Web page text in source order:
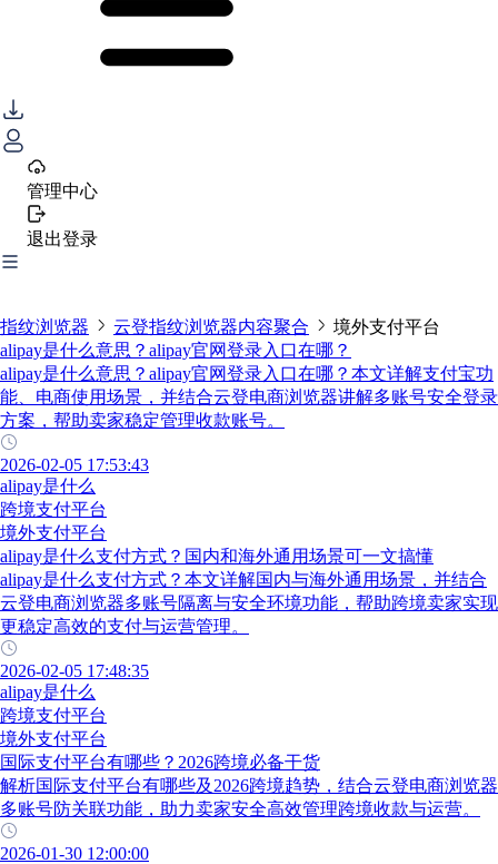
管理中心
退出登录
指纹浏览器 云登指纹浏览器内容聚合
境外支付平台
alipay是什么意思？alipay官网登录入口在哪？
alipay是什么意思？alipay官网登录入口在哪？本文详解支付宝功
能、电商使用场景，并结合云登电商浏览器讲解多账号安全登录
方案，帮助卖家稳定管理收款账号。
2026-02-05 17:53:43
alipay是什么
跨境支付平台
境外支付平台
alipay是什么支付方式？国内和海外通用场景可一文搞懂
alipay是什么支付方式？本文详解国内与海外通用场景，并结合
云登电商浏览器多账号隔离与安全环境功能，帮助跨境卖家实现
更稳定高效的支付与运营管理。
2026-02-05 17:48:35
alipay是什么
跨境支付平台
境外支付平台
国际支付平台有哪些？2026跨境必备干货
解析国际支付平台有哪些及2026跨境趋势，结合云登电商浏览器
多账号防关联功能，助力卖家安全高效管理跨境收款与运营。
2026-01-30 12:00:00